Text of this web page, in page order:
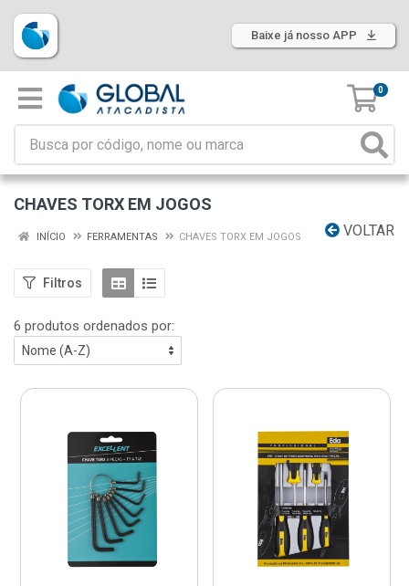
Baixe já nosso APP
0
CHAVES TORX EM JOGOS
VOLTAR
INÍCIO FERRAMENTAS CHAVES TORX EM JOGOS
Filtros
6 produtos ordenados por: